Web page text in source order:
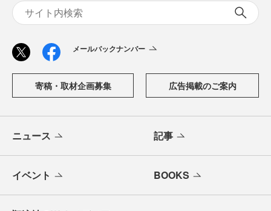
メールバックナンバー
寄稿・取材企画募集 広告掲載のご案内
ニュース 記事
イベント BOOKS